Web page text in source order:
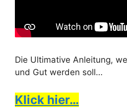
Die Ultimative Anleitung,
und Gut werden soll…
Klick hier…